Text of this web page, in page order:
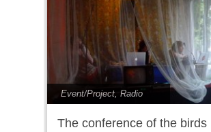
Event/Project Radio
The conference of the birds